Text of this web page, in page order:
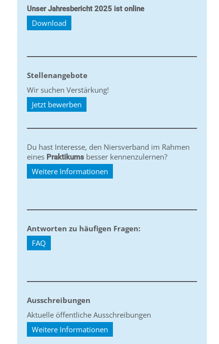
Unser Jahresbericht 2025 ist online
Download
Stellenangebote
Wir suchen Verstärkung!
Jetzt bewerben
Du hast Interesse, den Niersverband im Rahmen
eines Praktikums besser kennenzulernen?
Weitere Informationen
Antworten zu häufigen Fragen:
FAQ
Ausschreibungen
Aktuelle öffentliche Ausschreibungen
Weitere Informationen